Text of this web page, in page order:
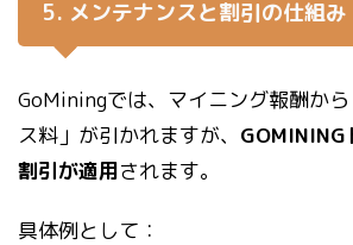
5. メンテナンスと割引の仕組み
GoMiningでは、マイニング報酬か
ス料」が引かれますが、 GOMINING
割引が適用されます。
具体例として：